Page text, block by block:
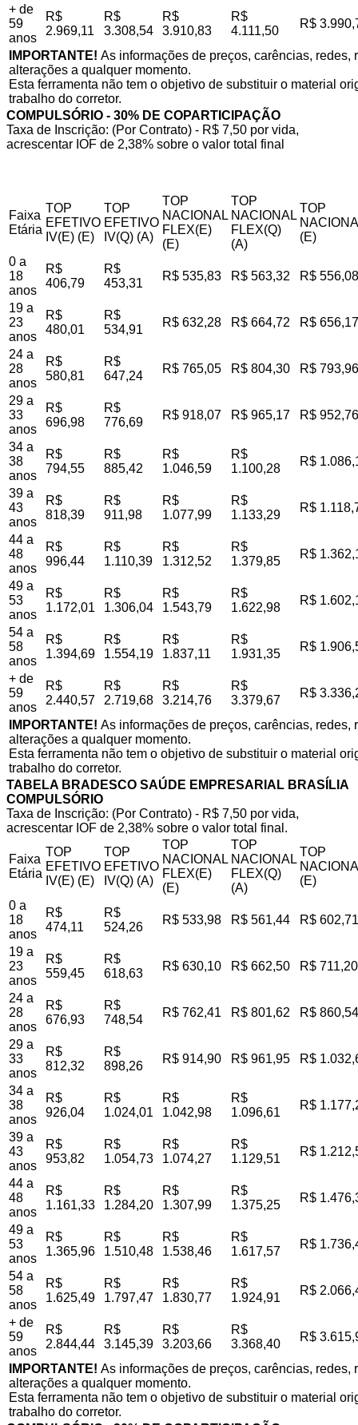
+ de
59
anos
R$
2.969,11
R$
3.308,54
R$
3.910,83
R$
4.111,50
R$
IMPORTANTE! As informações de preços, carências,
alterações a qualquer momento.
Esta ferramenta não tem o objetivo de substituir o material
trabalho do corretor.
COMPULSÓRIO - 30% DE COPARTICIPAÇÃO
Taxa de Inscrição: (Por Contrato) - R$ 7,50 por vida,
acrescentar IOF de 2,38% sobre o valor total final
Faixa
Etária
TOP
EFETIVO
IV(E) (E)
TOP
EFETIVO
IV(Q) (A)
TOP
NACIONAL
FLEX(E)
(E)
TOP
NACIONAL
FLEX(Q)
(A)
TOP
(E)
0 a
18
anos
R$
406,79
R$
453,31
R$ 535,83 R$ 563,32 R$ 556,08
19 a
23
anos
R$
480,01
R$
534,91
R$ 632,28 R$ 664,72 R$ 656,17
24 a
28
anos
R$
580,81
R$
647,24
R$ 765,05 R$ 804,30 R$ 793,96
29 a
33
anos
R$
696,98
R$
776,69
R$ 918,07 R$ 965,17 R$ 952,76
34 a
38
anos
R$
794,55
R$
885,42
R$
1.046,59
R$
1.100,28
R$
39 a
43
anos
R$
818,39
R$
911,98
R$
1.077,99
R$
1.133,29
R$
44 a
48
anos
R$
996,44
R$
1.110,39
R$
1.312,52
R$
1.379,85
R$
49 a
53
anos
R$
1.172,01
R$
1.306,04
R$
1.543,79
R$
1.622,98
R$
54 a
58
anos
R$
1.394,69
R$
1.554,19
R$
1.837,11
R$
1.931,35
R$
+ de
59
anos
R$
2.440,57
R$
2.719,68
R$
3.214,76
R$
3.379,67
R$
IMPORTANTE! As informações de preços, carências,
alterações a qualquer momento.
Esta ferramenta não tem o objetivo de substituir o material
trabalho do corretor.
TABELA BRADESCO SAÚDE EMPRESARIAL BRASÍLIA
COMPULSÓRIO
Taxa de Inscrição: (Por Contrato) - R$ 7,50 por vida,
acrescentar IOF de 2,38% sobre o valor total final.
Faixa
Etária
TOP
EFETIVO
IV(E) (E)
TOP
EFETIVO
IV(Q) (A)
TOP
NACIONAL
FLEX(E)
(E)
TOP
NACIONAL
FLEX(Q)
(A)
TOP
(E)
0 a
18
anos
R$
474,11
R$
524,26
R$ 533,98 R$ 561,44 R$ 602,71
19 a
23
anos
R$
559,45
R$
618,63
R$ 630,10 R$ 662,50 R$ 711,20
24 a
28
anos
R$
676,93
R$
748,54
R$ 762,41 R$ 801,62 R$ 860,54
29 a
33
anos
R$
812,32
R$
898,26
R$ 914,90 R$ 961,95 R$
34 a
38
anos
R$
926,04
R$
1.024,01
R$
1.042,98
R$
1.096,61
R$
39 a
43
anos
R$
953,82
R$
1.054,73
R$
1.074,27
R$
1.129,51
R$
44 a
48
anos
R$
1.161,33
R$
1.284,20
R$
1.307,99
R$
1.375,25
R$
49 a
53
anos
R$
1.365,96
R$
1.510,48
R$
1.538,46
R$
1.617,57
R$
54 a
58
anos
R$
1.625,49
R$
1.797,47
R$
1.830,77
R$
1.924,91
R$
+ de
59
anos
R$
2.844,44
R$
3.145,39
R$
3.203,66
R$
3.368,40
R$
IMPORTANTE! As informações de preços, carências,
alterações a qualquer momento.
Esta ferramenta não tem o objetivo de substituir o material
trabalho do corretor.